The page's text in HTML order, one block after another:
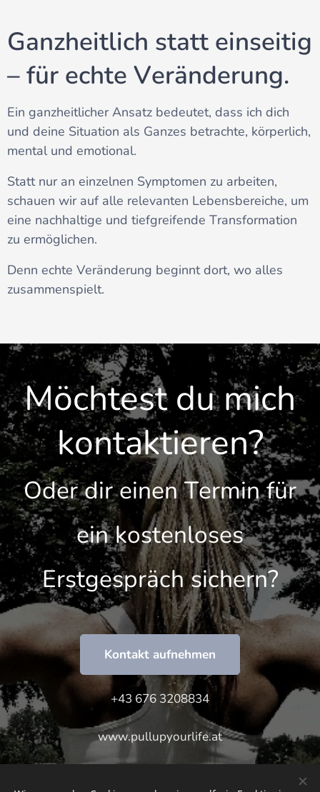
Ganzheitlich statt einseitig
– für echte Veränderung.
Ein ganzheitlicher Ansatz bedeutet, dass ich dich
und deine Situation als Ganzes betrachte, körperlich,
mental und emotional.
Statt nur an einzelnen Symptomen zu arbeiten,
schauen wir auf alle relevanten Lebensbereiche, um
eine nachhaltige und tiefgreifende Transformation
zu ermöglichen.
Denn echte Veränderung beginnt dort, wo alles
zusammenspielt.
Möchtest du mich
kontaktieren?
Oder dir einen Termin für
ein kostenloses
Erstgespräch sichern?
Kontakt aufnehmen
+43 676 3208834
www.pullupyourlife.at